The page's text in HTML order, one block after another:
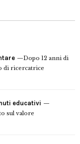
Dopo 12 anni di
di ricercatrice
educativi
sul valore